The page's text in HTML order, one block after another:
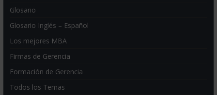
Glosario
Glosario Inglés – Español
Los mejores MBA
Firmas de Gerencia
Formación de Gerencia
Todos los Temas